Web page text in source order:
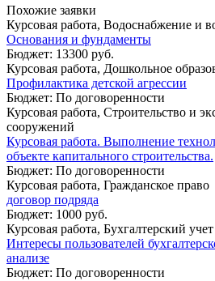
Похожие заявки
Курсовая работа, Водоснабжение и
Основания и фундаменты
Бюджет: 13300 руб.
Курсовая работа, Дошкольное
Профилактика детской агрессии
Бюджет: По договоренности
Курсовая работа, Строительство и
сооружений
Курсовая работа. Выполнение
объекте капитального строительства.
Бюджет: По договоренности
Курсовая работа, Гражданское право
договор подряда
Бюджет: 1000 руб.
Курсовая работа, Бухгалтерский
Интересы пользователей
анализе
Бюджет: По договоренности